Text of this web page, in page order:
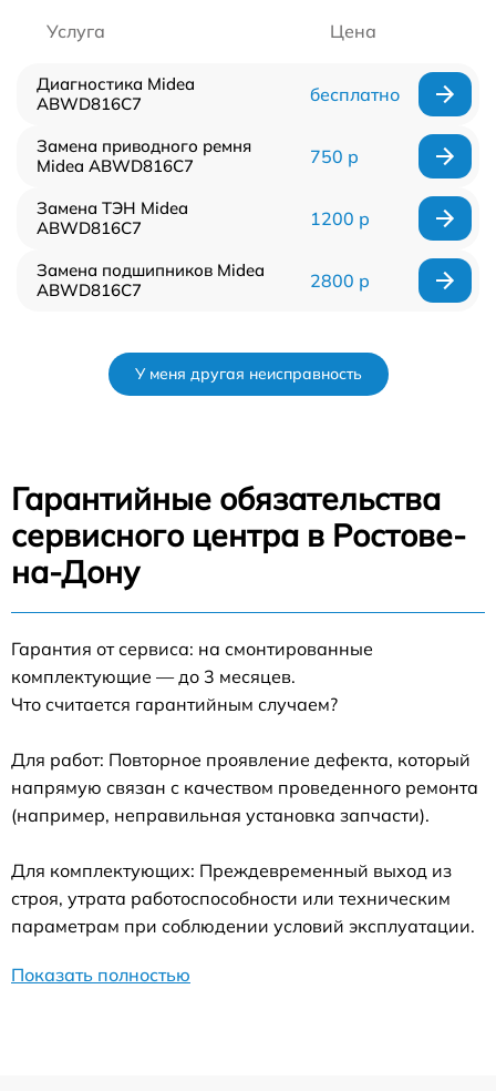
Услуга Цена
Диагностика Midea
ABWD816C7
бесплатно
Замена приводного ремня
Midea ABWD816C7
750 р
Замена ТЭН Midea
ABWD816C7
1200 р
Замена подшипников Midea
ABWD816C7
2800 р
У меня другая неисправность
Гарантийные обязательства
сервисного центра в Ростове-
на-Дону
Гарантия от сервиса: на смонтированные
комплектующие — до 3 месяцев.
Что считается гарантийным случаем?
Для работ: Повторное проявление дефекта, который
напрямую связан с качеством проведенного ремонта
(например, неправильная установка запчасти).
Для комплектующих: Преждевременный выход из
строя, утрата работоспособности или техническим
параметрам при соблюдении условий эксплуатации.
Показать полностью